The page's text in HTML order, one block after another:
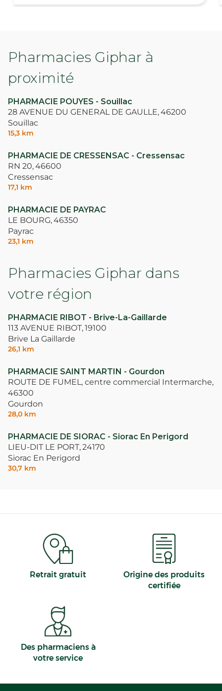
Pharmacies Giphar à
proximité
PHARMACIE POUYES - Souillac
28 AVENUE DU GENERAL DE GAULLE,46200
Souillac
15,3 km
PHARMACIE DE CRESSENSAC - Cressensac
RN 20,46600
Cressensac
17,1 km
PHARMACIE DE PAYRAC
LE BOURG,46350
Payrac
23,1 km
Pharmacies Giphar dans
votre région
PHARMACIE RIBOT - Brive-La-Gaillarde
113 AVENUE RIBOT,19100
Brive La Gaillarde
26,1 km
PHARMACIE SAINT MARTIN - Gourdon
ROUTE DE FUMEL, centre commercial Intermarche,
46300
Gourdon
28,0 km
PHARMACIE DE SIORAC - Siorac En Perigord
LIEU-DIT LE PORT,24170
Siorac En Perigord
30,7 km
Retrait gratuit
Origine des produits
certifiée
Des pharmaciens à
votre service